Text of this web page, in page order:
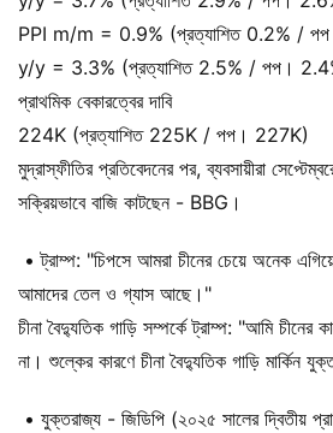
PPI m/m = 0.9% (প্রত্যাশিত 0.2% /
y/y = 3.3% (প্রত্যাশিত 2.5% / পপ।
প্রাথমিক বেকারত্বের দাবি
224K (প্রত্যাশিত 225K / পপ। 227K)
মুদ্রাস্ফীতির প্রতিবেদনের পর, ব্যবসায়ীরা
সক্রিয়ভাবে বাজি কাটছেন - BBG।
• ট্রাম্প: "চিপসে আমরা চীনের চেয়ে অনেক
আমাদের তেল ও গ্যাস আছে।"
চীনা বৈদ্যুতিক গাড়ি সম্পর্কে ট্রাম্প: "আমি চীনের
না। শুল্কের কারণে চীনা বৈদ্যুতিক গাড়ি মার্কিন
• যুক্তরাজ্য - জিডিপি (২০২৫ সালের দ্বিতীয়